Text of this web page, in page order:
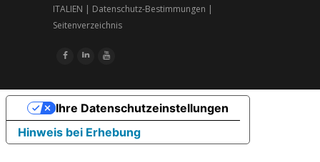
ITALIEN | Datenschutz-Bestimmungen |
Seitenverzeichnis
Hinweis bei Erhebung
Ihre Datenschutzeinstellungen